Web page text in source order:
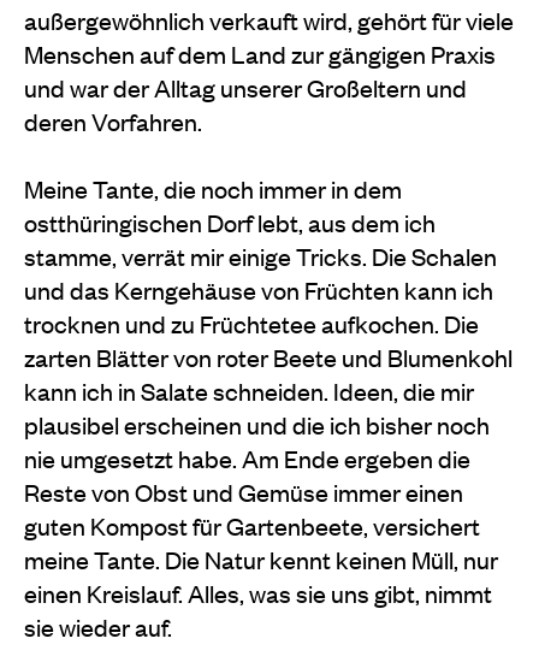
außergewöhnlich verkauft wird, gehört für viele
Menschen auf dem Land zur gängigen Praxis
und war der Alltag unserer Großeltern und
deren Vorfahren.
Meine Tante, die noch immer in dem
ostthüringischen Dorf lebt, aus dem ich
stamme, verrät mir einige Tricks. Die Schalen
und das Kerngehäuse von Früchten kann ich
trocknen und zu Früchtetee aufkochen. Die
zarten Blätter von roter Beete und Blumenkohl
kann ich in Salate schneiden. Ideen, die mir
plausibel erscheinen und die ich bisher noch
nie umgesetzt habe. Am Ende ergeben die
Reste von Obst und Gemüse immer einen
guten Kompost für Gartenbeete, versichert
meine Tante. Die Natur kennt keinen Müll, nur
einen Kreislauf. Alles, was sie uns gibt, nimmt
sie wieder auf.